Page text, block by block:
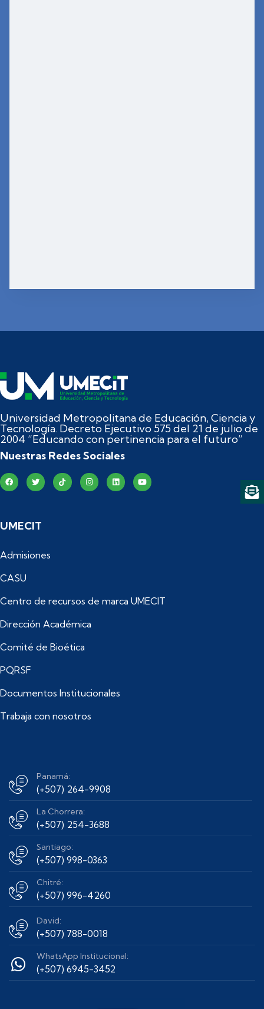
Universidad Metropolitana de Educación, Ciencia y
Tecnología. Decreto Ejecutivo 575 del 21 de julio de
2004 “Educando con pertinencia para el futuro”
Nuestras Redes Sociales
UMECIT
Admisiones
CASU
Centro de recursos de marca UMECIT
Dirección Académica
Comité de Bioética
PQRSF
Documentos Institucionales
Trabaja con nosotros
Panamá:
(+507) 264-9908
La Chorrera:
(+507) 254-3688
Santiago:
(+507) 998-0363
Chitré:
(+507) 996-4260
David:
(+507) 788-0018
WhatsApp Institucional:
(+507) 6945-3452